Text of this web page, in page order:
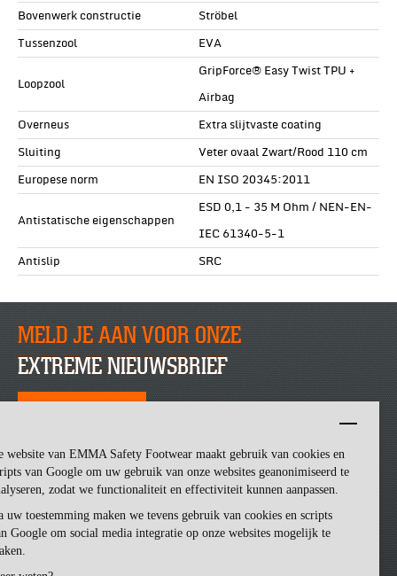
website van EMMA Safety Footwear maakt gebruik van cookies en
van Google om uw gebruik van onze websites geanonimiseerd te
zodat we functionaliteit en effectiviteit kunnen aanpassen.
uw toestemming maken we tevens gebruik van cookies en scripts
Google om social media integratie op onze websites mogelijk te
Bovenwerk constructie
Ströbel
Tussenzool
EVA
Loopzool
GripForce® Easy Twist TPU +
Airbag
Overneus
Extra slijtvaste coating
Sluiting
Veter ovaal Zwart/Rood 110 cm
Europese norm
EN ISO 20345:2011
Antistatische eigenschappen
ESD 0,1 - 35 M Ohm / NEN-EN-
IEC 61340-5-1
Antislip
SRC
MELD JE AAN VOOR ONZE
EXTREME NIEUWSBRIEF